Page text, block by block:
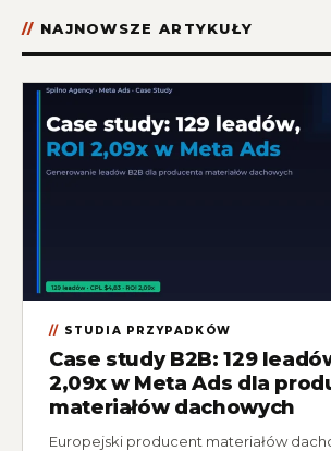
NAJNOWSZE ARTYKUŁY
STUDIA PRZYPADKÓW
Case study B2B: 129
2,09x w Meta Ads dla
materiałów dachowych
Europejski producent materiałów